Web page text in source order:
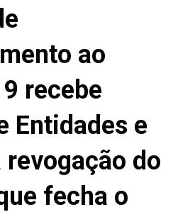
ao
recebe
Entidades e
do
fecha o